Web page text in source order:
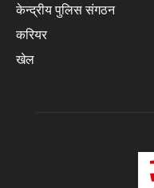
केन्द्रीय पुलिस संगठन
करियर
खेल